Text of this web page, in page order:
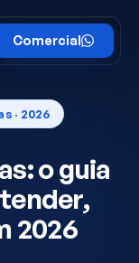
Comercial
· 2026
o guia
2026